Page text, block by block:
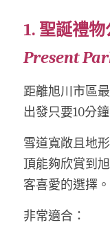
1. 聖誕禮
Present
距離旭川市區
出發只要10分
雪道寬敞且地
頂能夠欣賞到
客喜愛的選擇。
非常適合：